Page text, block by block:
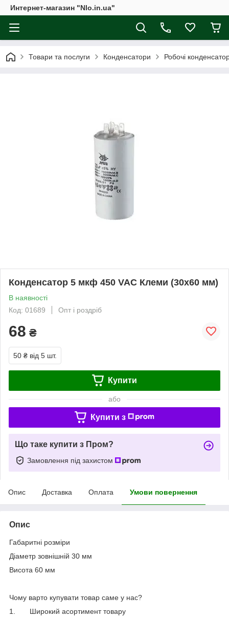
Интернет-магазин "Nlo.in.ua"
Товари та послуги Конденсатори Робочі
Конденсатор 5 мкф 450 VAC Клеми (30х60 мм)
В наявності
Код: 01689
Опт і роздріб
68 ₴
50 ₴ від 5 шт.
Купити
або
Купити з
Що таке купити з Пром?
Замовлення під захистом
Опис Доставка Оплата Умови повернення
Опис
Габаритні розміри
Діаметр зовнішній 30 мм
Висота 60 мм
Чому варто купувати товар саме у нас?
1.
Широкий асортимент товару